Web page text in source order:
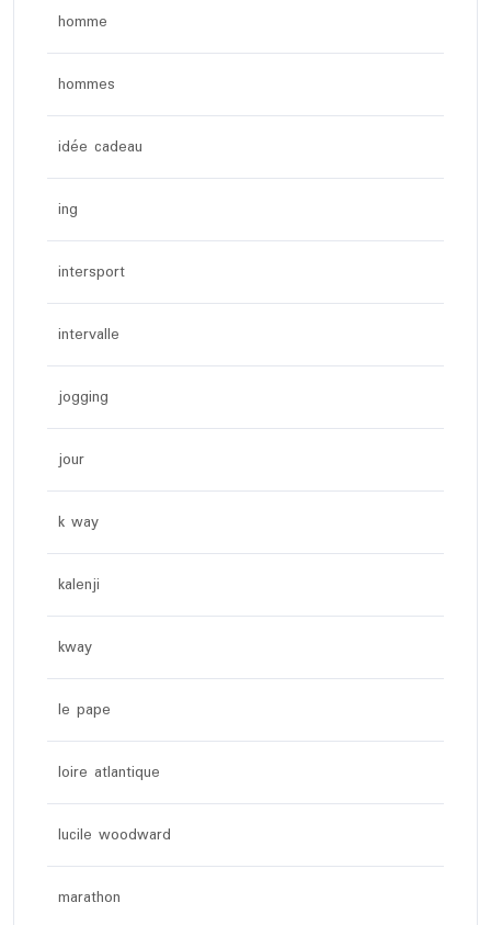
homme
hommes
idée cadeau
ing
intersport
intervalle
jogging
jour
k way
kalenji
kway
le pape
loire atlantique
lucile woodward
marathon